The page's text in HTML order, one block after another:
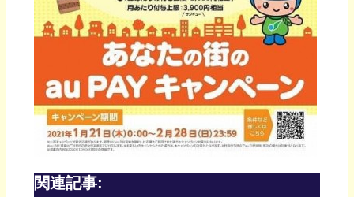
関連記事: